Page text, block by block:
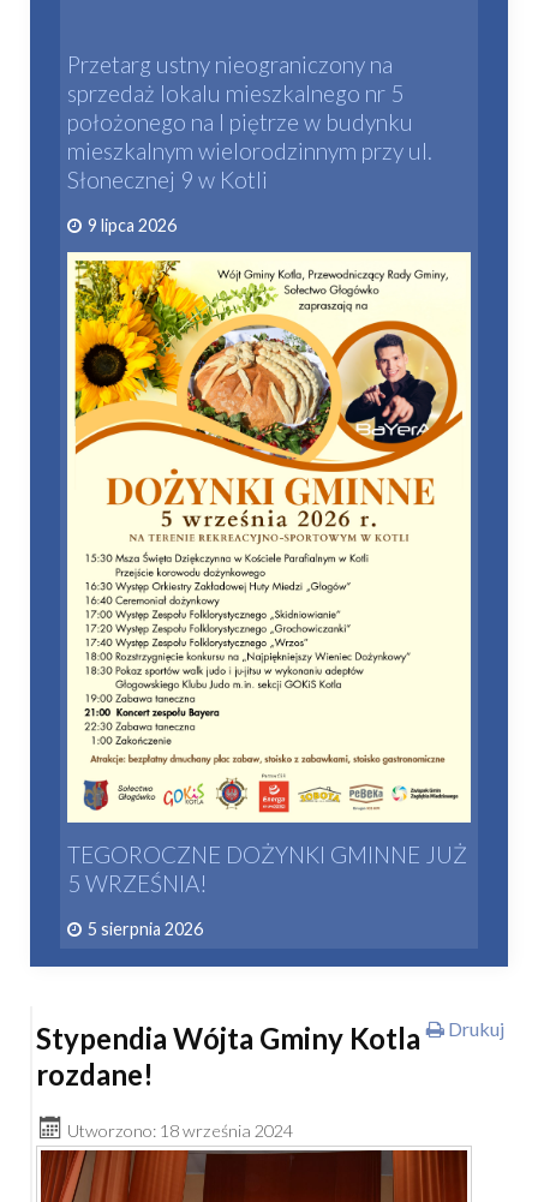
Przetarg ustny nieograniczony na
sprzedaż lokalu mieszkalnego nr 5
położonego na I piętrze w budynku
mieszkalnym wielorodzinnym przy ul.
Słonecznej 9 w Kotli
9 lipca 2026
TEGOROCZNE DOŻYNKI GMINNE JUŻ
5 WRZEŚNIA!
5 sierpnia 2026
Stypendia Wójta Gminy Kotla
rozdane!
Utworzono: 18 września 2024
Drukuj